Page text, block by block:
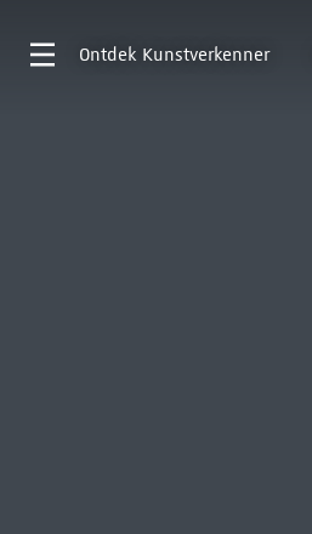
Ontdek Kunstverkenner